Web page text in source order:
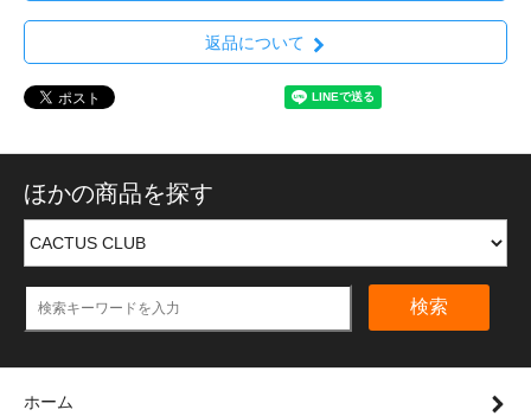
返品について
ほかの商品を探す
検索
ホーム